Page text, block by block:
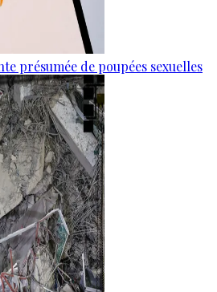
présumée de poupées sexuelles